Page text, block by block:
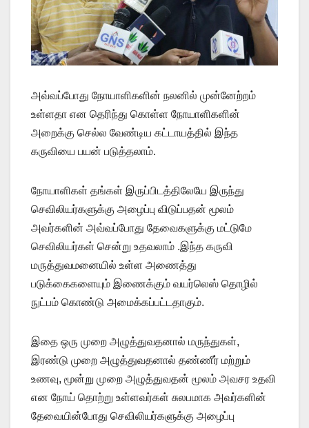
அவ்வப்போது நோயாளிகளின் நலனில் முன்னேற்றம்
உள்ளதா என தெரிந்து கொள்ள நோயாளிகளின்
அறைக்கு செல்ல வேண்டிய கட்டாயத்தில் இந்த
கருவியை பயன் படுத்தலாம்.
நோயாளிகள் தங்கள் இருப்பிடத்திலேயே இருந்து
செவிலியர்களுக்கு அழைப்பு விடுப்பதன் மூலம்
அவர்களின் அவ்வப்போது தேவைகளுக்கு மட்டுமே
செவிலியர்கள் சென்று உதவலாம் .இந்த கருவி
மருத்துவமனையில் உள்ள அணைத்து
படுக்கைகளையும் இணைக்கும் வயர்லெஸ் தொழில்
நுட்பம் கொண்டு அமைக்கப்பட்டதாகும்.
இதை ஒரு முறை அழுத்துவதனால் மருந்துகள்,
இரண்டு முறை அழுத்துவதனால் தண்ணீர் மற்றும்
உணவு, மூன்று முறை அழுத்துவதன் மூலம் அவசர உதவி
என நோய் தொற்று உள்ளவர்கள் சுலபமாக அவர்களின்
தேவையின்போது செவிலியர்களுக்கு அழைப்பு